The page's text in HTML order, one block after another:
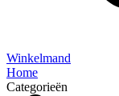
Winkelmand
Home
Categorieën